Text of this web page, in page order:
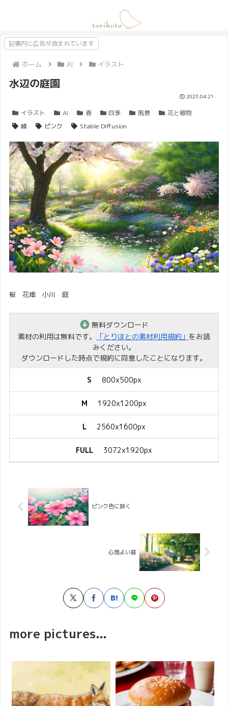
記事内に広告が含まれています
ホーム AI イラスト
水辺の庭園
2023.04.21
イラスト AI 春 四季 風景
花と植物
緑
ピンク Stable Diffusion
桜 花畑 小川 庭
無料ダウンロード
素材の利用は無料です。
「とりほとの素材利用規約」 をお読
みください。
ダウンロードした時点で規約に同意したことになります。
S 800x500px
M 1920x1200px
L 2560x1600px
FULL 3072x1920px
ピンク色に咲く
心地よい庭
more pictures...